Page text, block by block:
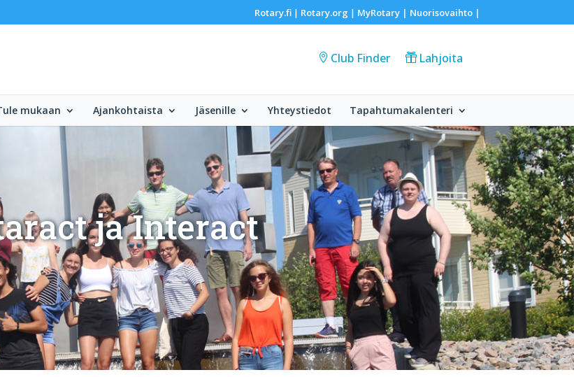
Rotary.fi| Rotary.org | MyRotary | Nuorisovaihto|
Club Finder Lahjoita
mukaan Ajankohtaista Jäsenille Yhteystiedot Tapahtumakalenteri
ja Interact